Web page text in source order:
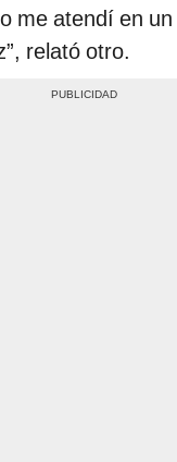
me atendí en
relató otro.